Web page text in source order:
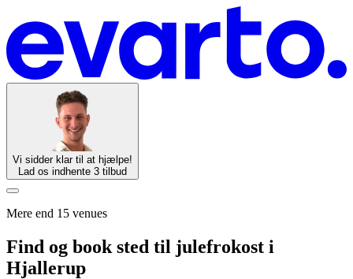
Vi sidder klar til at hjælpe!
Lad os indhente 3 tilbud
Mere end 15 venues
Find og book sted til julefrokost i
Hjallerup